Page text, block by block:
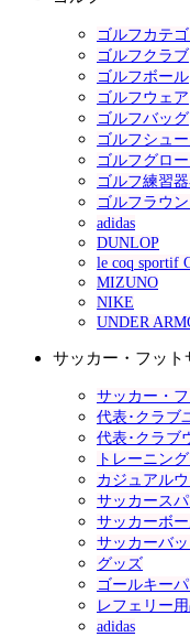
ゴルフカテ
ゴルフクラブ
ゴルフボール
ゴルフウェア
ゴルフバッグ
ゴルフシュ
ゴルフグロ
ゴルフ練習
ゴルフラウ
adidas
DUNLOP
le coq sportif
MIZUNO
NIKE
UNDER
サッカー・フット
サッカー・
代表･クラブ
代表･クラブ
トレーニン
カジュアル
サッカース
サッカーボ
サッカーバ
グッズ
ゴールキー
レフェリー
adidas